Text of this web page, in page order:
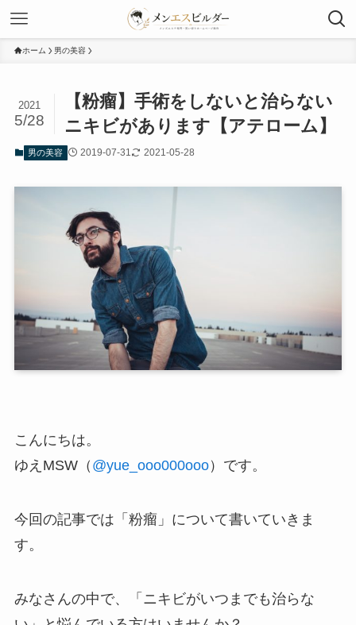
ホーム 男の美容
【粉瘤】手術をしないと治らない
ニキビがあります【アテローム】
2021
5/28
男の美容 2019-07-31 2021-05-28
こんにちは。
ゆえMSW（ @yue_ooo000ooo）です。
今回の記事では「粉瘤」について書いていきま
す。
みなさんの中で、
「ニキビがいつまでも治らな